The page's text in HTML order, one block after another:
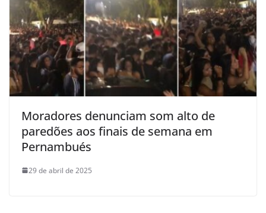
Moradores denunciam som alto de
paredões aos finais de semana em
Pernambués
29 de abril de 2025